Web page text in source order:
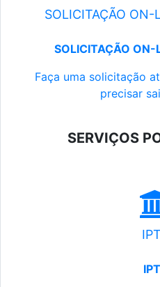
SOLICITAÇÃO ON-
SOLICITAÇÃO ON-
Faça uma solicitação
precisar
SERVIÇOS